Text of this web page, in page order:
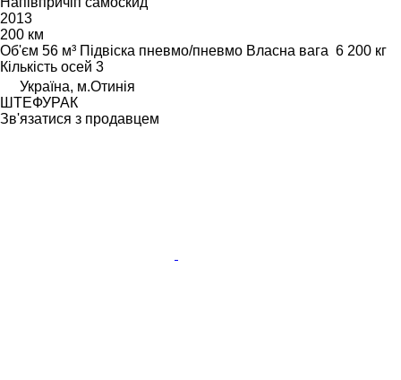
2013
200 км
Об'єм 56 м³ Підвіска пневмо/пневмо Власна вага 6 200 кг
Кількість осей 3
Україна, м.Отинія
ШТЕФУРАК
Зв'язатися з продавцем